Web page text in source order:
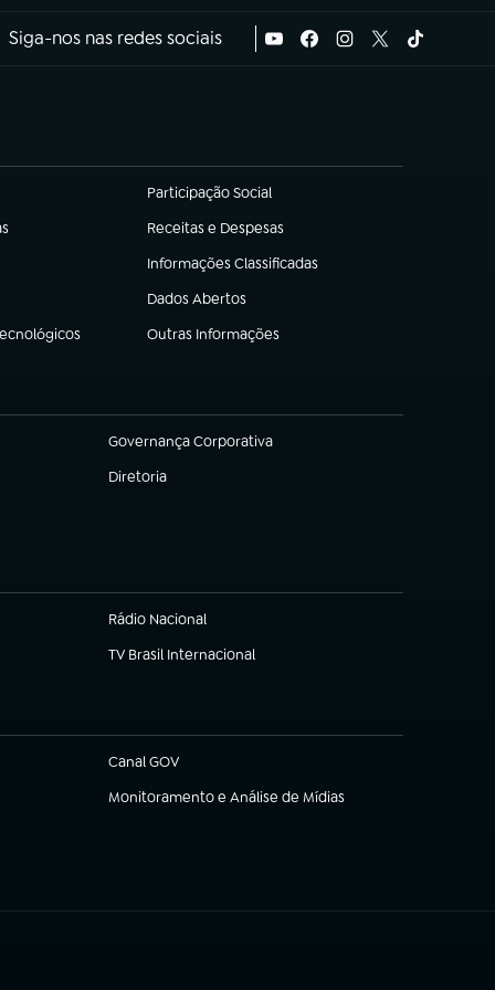
Siga-nos nas redes sociais
Participação Social
(abre em nova aba)
Receitas e Despesas
(abre em nova aba)
Informações Classificadas
(abre em nova aba)
Dados Abertos
(abre em nova aba)
Outras Informações
(abre em nova aba)
Governança Corporativa
(abre em nova aba)
Diretoria
(abre em nova aba)
Rádio Nacional
TV Brasil Internacional
(abre em nova aba)
Canal GOV
(abre em nova aba)
Monitoramento e Análise de Mídias
(abre em nova aba)